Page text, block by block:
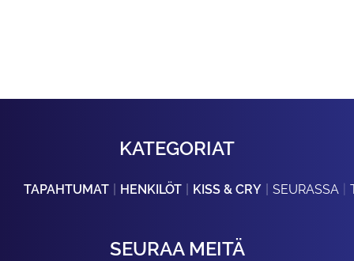
KATEGORIAT
TAPAHTUMAT HENKILÖT KISS & CRY SEURASSA
SEURAA MEITÄ